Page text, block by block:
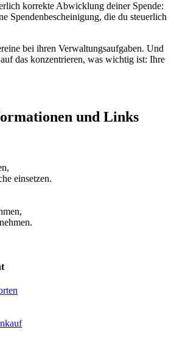
korrekte Abwicklung deiner Spende:
Spendenbescheinigung, die du steuerlich
bei ihren Verwaltungsaufgaben. Und
das konzentrieren, was wichtig ist: Ihre
und Links
,
einsetzen.
,